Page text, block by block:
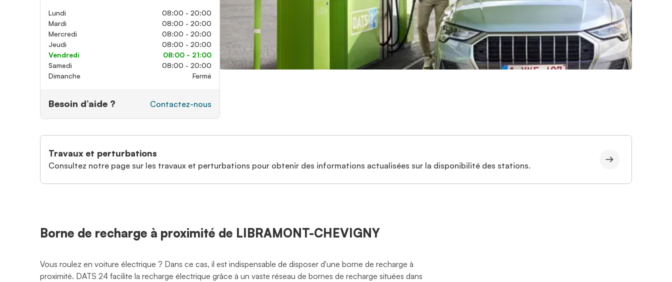
Lundi
08:00 - 20:00
Mardi
08:00 - 20:00
Mercredi
08:00 - 20:00
Jeudi
08:00 - 20:00
Vendredi
08:00 - 21:00
Samedi
08:00 - 20:00
Dimanche
Fermé
Besoin d’aide ? Contactez-nous
Travaux et perturbations
Consultez notre page sur les travaux et perturbations pour obtenir des informations actualisées sur la disponibilité des stations.
Borne de recharge à proximité de LIBRAMONT-CHEVIGNY
Vous roulez en voiture électrique ? Dans ce cas, il est indispensable de disposer d'une borne de recharge à
proximité. DATS 24 facilite la recharge électrique grâce à un vaste réseau de bornes de recharge situées dans